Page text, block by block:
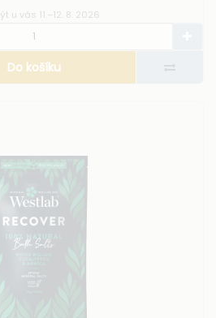
u vás 11.–12. 8. 2026
Do košíku